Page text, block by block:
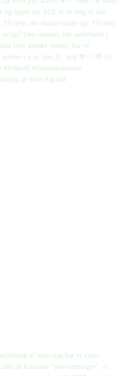
af mors dag har